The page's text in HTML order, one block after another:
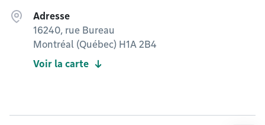
Adresse
16240, rue Bureau
Montréal (Québec) H1A 2B4
Voir la carte